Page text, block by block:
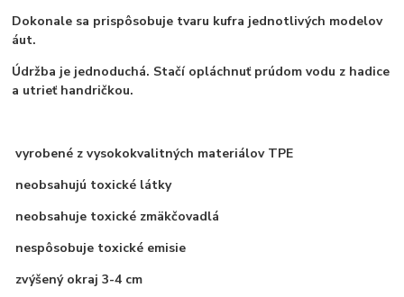
Dokonale sa prispôsobuje tvaru kufra jednotlivých modelov
áut.
Údržba je jednoduchá. Stačí opláchnuť prúdom vodu z hadice
a utrieť handričkou.
vyrobené z vysokokvalitných materiálov TPE
neobsahujú toxické látky
neobsahuje toxické zmäkčovadlá
nespôsobuje toxické emisie
zvýšený okraj 3-4 cm